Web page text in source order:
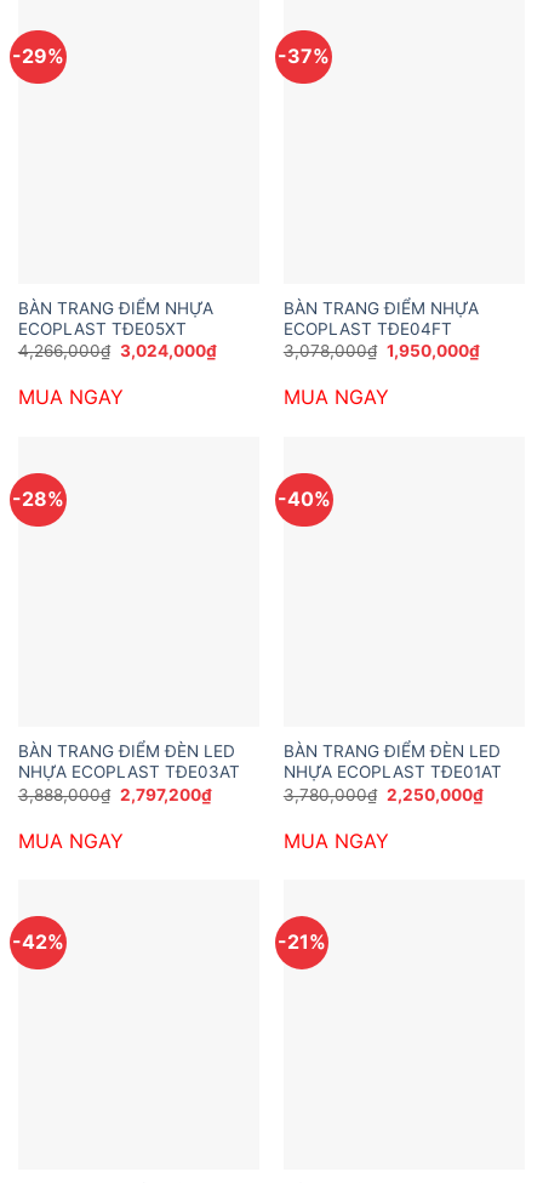
-29%
BÀN TRANG ĐIỂM NHỰA
ECOPLAST TĐE05XT
4,266,000₫ Giá
gốc
4,266,000₫.
3,024,000₫Giá
hiện
MUA NGAY
-37%
BÀN TRANG ĐIỂM NHỰA
ECOPLAST TĐE04FT
3,078,000₫ Giá
gốc
3,078,000₫.
1,950,000₫Giá
hiện
MUA NGAY
-28%
BÀN TRANG ĐIỂM ĐÈN LED
NHỰA ECOPLAST TĐE03AT
3,888,000₫ Giá
gốc
3,888,000₫.
2,797,200₫Giá
hiện
MUA NGAY
-40%
BÀN TRANG ĐIỂM ĐÈN LED
NHỰA ECOPLAST TĐE01AT
3,780,000₫ Giá
gốc
3,780,000₫.
2,250,000₫Giá
hiện
MUA NGAY
-42% -21%